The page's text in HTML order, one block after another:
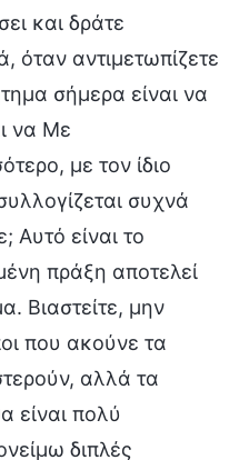
και δράτε
όταν αντιμετωπίζετε
σήμερα είναι να
να Με
με τον ίδιο
συχνά
Αυτό είναι το
πράξη αποτελεί
Βιαστείτε, μην
που ακούνε τα
αλλά τα
είναι πολύ
διπλές